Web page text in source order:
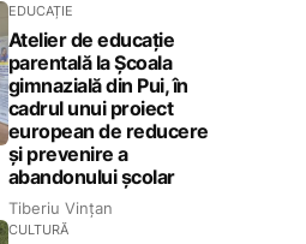
EDUCAȚIE
Atelier de educație
parentală la Școala
gimnazială din Pui, în
cadrul unui proiect
european de reducere
și prevenire a
abandonului școlar
Tiberiu Vințan
CULTURĂ